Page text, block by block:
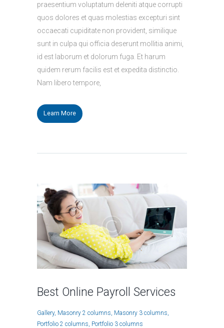
praesentium voluptatum deleniti atque corrupti
quos dolores et quas molestias excepturi sint
occaecati cupiditate non provident, similique
sunt in culpa qui officia deserunt mollitia animi,
id est laborum et dolorum fuga. Et harum
quidem rerum facilis est et expedita distinctio.
Nam libero tempore,
Learn More
Best Online Payroll Services
Gallery Masonry 2 columns Masonry 3 columns
Portfolio 2 columns Portfolio 3 columns